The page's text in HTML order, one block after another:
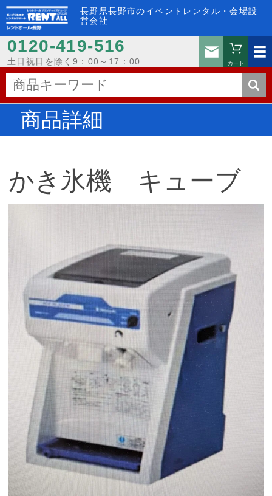
長野県長野市のイベントレンタル・会場設
営会社
0120-419-516
土日祝日を除く9：00～17：00
お問い
カート
商品詳細
かき氷機 キューブ